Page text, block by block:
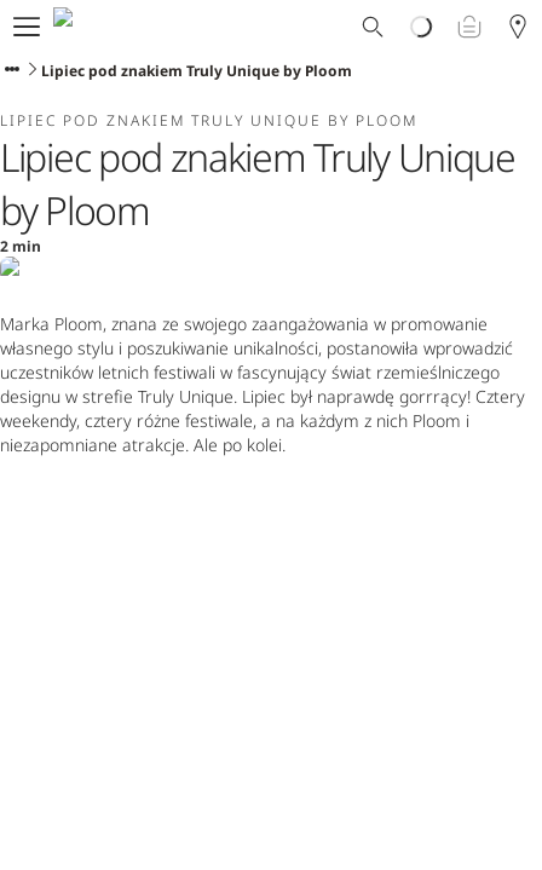
Dlaczego Ploom?
Sklep
Oferty Specjalne
Wsparcie
Wydarzenia
Sklepy Ploom
Lipiec pod znakiem Truly Unique by Ploom
LIPIEC POD ZNAKIEM TRULY UNIQUE BY PLOOM
Lipiec pod znakiem Truly Unique
by Ploom
2 min
Marka Ploom, znana ze swojego zaangażowania w promowanie
własnego stylu i poszukiwanie unikalności, postanowiła wprowadzić
uczestników letnich festiwali w fascynujący świat rzemieślniczego
designu w strefie Truly Unique. Lipiec był naprawdę gorrrący! Cztery
weekendy, cztery różne festiwale, a na każdym z nich Ploom i
niezapomniane atrakcje. Ale po kolei.